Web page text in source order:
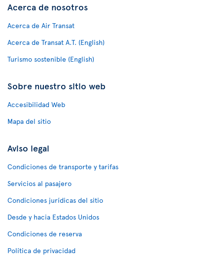
Acerca de nosotros
Acerca de Air Transat
Acerca de Transat A.T. (English)
Turismo sostenible (English)
Sobre nuestro sitio web
Accesibilidad Web
Mapa del sitio
Aviso legal
Condiciones de transporte y tarifas
Servicios al pasajero
Condiciones jurídicas del sitio
Desde y hacia Estados Unidos
Condiciones de reserva
Política de privacidad